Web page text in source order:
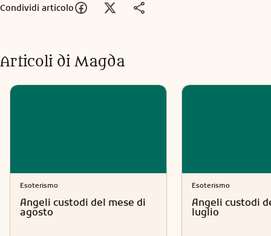
Condividi articolo
Articoli di Magda
Esoterismo
Angeli custodi del mese di
agosto
Esoterismo
Angeli custodi
luglio